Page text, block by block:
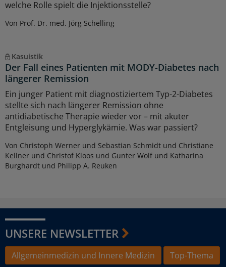
welche Rolle spielt die Injektionsstelle?
Von Prof. Dr. med. Jörg Schelling
Kasuistik
Der Fall eines Patienten mit MODY-Diabetes nach
längerer Remission
Ein junger Patient mit diagnostiziertem Typ-2-Diabetes
stellte sich nach längerer Remission ohne
antidiabetische Therapie wieder vor – mit akuter
Entgleisung und Hyperglykämie. Was war passiert?
Von Christoph Werner und Sebastian Schmidt und Christiane
Kellner und Christof Kloos und Gunter Wolf und Katharina
Burghardt und Philipp A. Reuken
UNSERE NEWSLETTER
Allgemeinmedizin und Innere Medizin
Top-Thema